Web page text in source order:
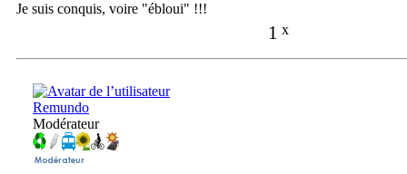
Je suis conquis, voire "ébloui" !!!
1 x
Remundo
Modérateur